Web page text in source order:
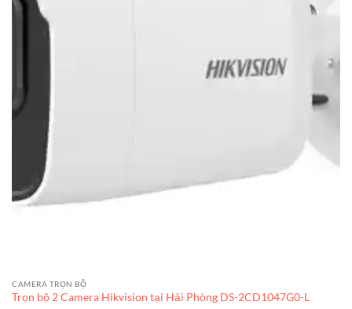
CAMERA TRỌN BỘ
Trọn bộ 2 Camera Hikvision tại Hải Phòng DS-2CD1047G0-L